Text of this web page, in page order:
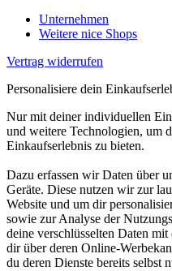
Unternehmen
Weitere nice Shops
Vertrag widerrufen
Personalisiere dein
Nur mit deiner individuellen
und weitere Technologien, um
Einkaufserlebnis zu bieten.
Dazu erfassen wir Daten über
Geräte. Diese nutzen wir zur
Website und um dir
sowie zur Analyse der
deine verschlüsselten Daten
dir über deren Online-
du deren Dienste bereits selbst